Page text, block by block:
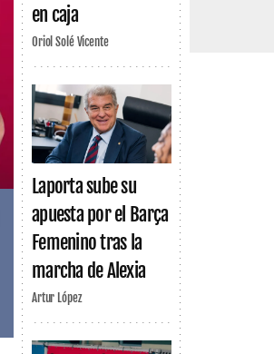
en caja
Oriol Solé Vicente
Laporta sube su
apuesta por el Barça
Femenino tras la
marcha de Alexia
Artur López